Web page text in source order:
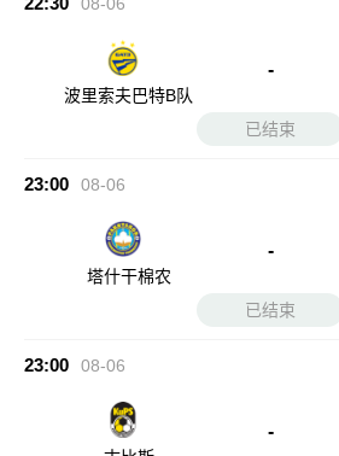
波里索夫巴特B队
-
已结束
23:00 08-06
塔什干棉农
-
已结束
23:00 08-06
-